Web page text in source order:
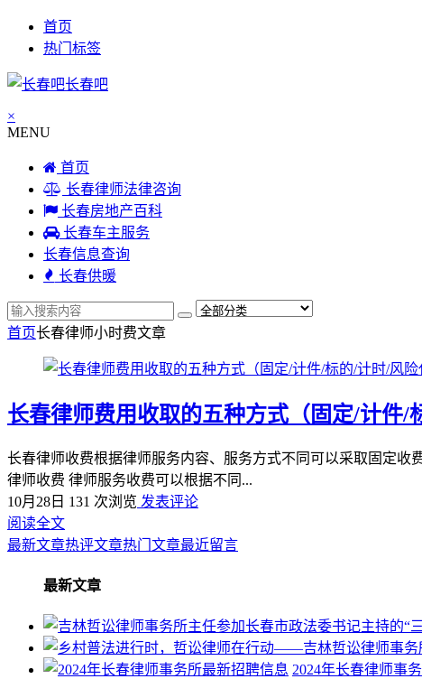
首页
热门标签
长春吧
×
MENU
首页
长春律师法律咨询
长春房地产百科
长春车主服务
长春信息查询
长春供暖
首页长春律师小时费文章
长春律师费用收取的五种方式（固定/计件/
长春律师收费根据律师服务内容、服务方式不同可以采取固定
律师收费 律师服务收费可以根据不同...
10月28日 131 次浏览 发表评论
阅读全文
最新文章热评文章热门文章最近留言
最新文章
2024年长春律师事